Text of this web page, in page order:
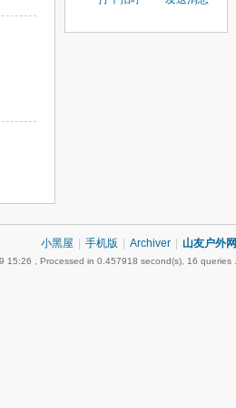
小黑屋 手机版 Archiver 山友户外网
15:26 , Processed in 0.457918 second(s), 16 queries .